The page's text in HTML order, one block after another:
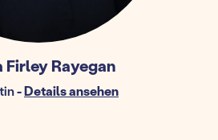
Firley Rayegan
-Details ansehen